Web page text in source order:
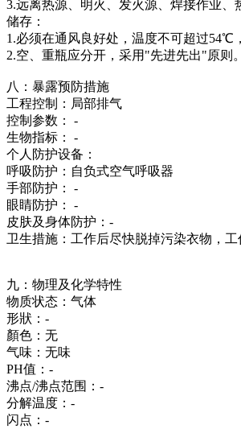
3.远离热源、明火、发火源、焊接作业、
储存：
1.必须在通风良好处，温度不可超过54℃
2.空、重瓶应分开，采用"先进先出"原则。
八：暴露预防措施
工程控制：局部排气
控制参数： -
生物指标： -
个人防护设备：
呼吸防护：自负式空气呼吸器
手部防护： -
眼睛防护： -
皮肤及身体防护：-
卫生措施：工作后尽快脱掉污染衣物，
九：物理及化学特性
物质状态：气体
形狀：-
顏色：无
气味：无味
PH值：-
沸点/沸点范围：-
分解温度：-
闪点：-